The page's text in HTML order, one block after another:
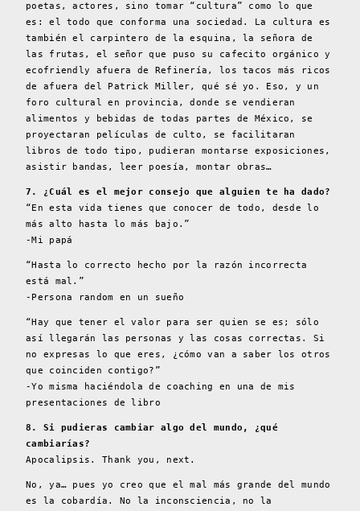
poetas, actores, sino tomar “cultura” como lo que
es: el todo que conforma una sociedad. La cultura es
también el carpintero de la esquina, la señora de
las frutas, el señor que puso su cafecito orgánico y
ecofriendly afuera de Refinería, los tacos más ricos
de afuera del Patrick Miller, qué sé yo. Eso, y un
foro cultural en provincia, donde se vendieran
alimentos y bebidas de todas partes de México, se
proyectaran películas de culto, se facilitaran
libros de todo tipo, pudieran montarse exposiciones,
asistir bandas, leer poesía, montar obras…
7. ¿Cuál es el mejor consejo que alguien te ha dado?
“En esta vida tienes que conocer de todo, desde lo
más alto hasta lo más bajo.”
-Mi papá
“Hasta lo correcto hecho por la razón incorrecta
está mal.”
-Persona random en un sueño
“Hay que tener el valor para ser quien se es; sólo
así llegarán las personas y las cosas correctas. Si
no expresas lo que eres, ¿cómo van a saber los otros
que coinciden contigo?”
-Yo misma haciéndola de coaching en una de mis
presentaciones de libro
8. Si pudieras cambiar algo del mundo, ¿qué
cambiarías?
Apocalipsis. Thank you, next.
No, ya… pues yo creo que el mal más grande del mundo
es la cobardía. No la inconsciencia, no la